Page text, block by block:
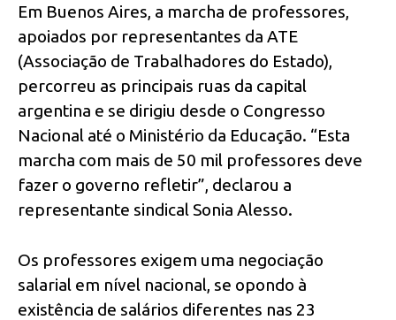
Em Buenos Aires, a marcha de professores,
apoiados por representantes da ATE
(Associação de Trabalhadores do Estado),
percorreu as principais ruas da capital
argentina e se dirigiu desde o Congresso
Nacional até o Ministério da Educação. “Esta
marcha com mais de 50 mil professores deve
fazer o governo refletir”, declarou a
representante sindical Sonia Alesso.
Os professores exigem uma negociação
salarial em nível nacional, se opondo à
existência de salários diferentes nas 23